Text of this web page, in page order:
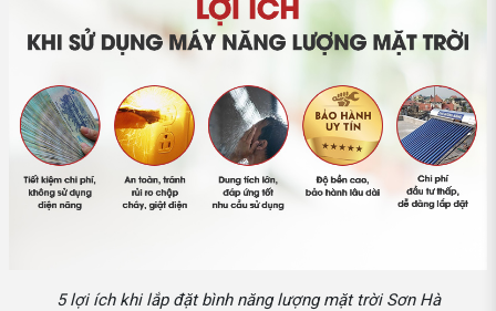
5 lợi ích khi lắp đặt bình năng lượng mặt trời Sơn Hà